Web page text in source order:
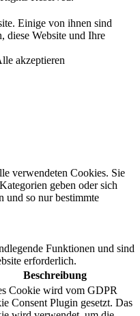
Einige von ihnen sind
diese Website und Ihre
akzeptieren
verwendeten Cookies. Sie
geben oder sich
und so nur bestimmte
Funktionen und sind
erforderlich.
Beschreibung
Cookie wird vom GDPR
Consent Plugin gesetzt. Das